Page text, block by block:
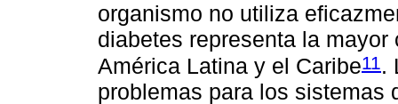
organismo no utiliza
diabetes representa la
América Latina y el Caribe11.
problemas para los sistemas